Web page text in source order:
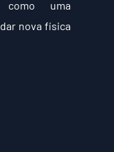
como uma
nova física